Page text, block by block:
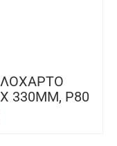
330MM, P80